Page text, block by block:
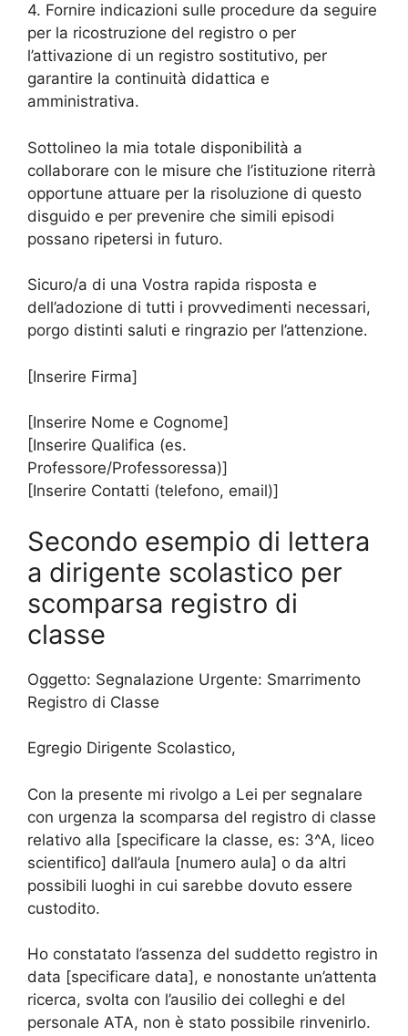
4. Fornire indicazioni sulle procedure da seguire
per la ricostruzione del registro o per
l’attivazione di un registro sostitutivo, per
garantire la continuità didattica e
amministrativa.
Sottolineo la mia totale disponibilità a
collaborare con le misure che l’istituzione riterrà
opportune attuare per la risoluzione di questo
disguido e per prevenire che simili episodi
possano ripetersi in futuro.
Sicuro/a di una Vostra rapida risposta e
dell’adozione di tutti i provvedimenti necessari,
porgo distinti saluti e ringrazio per l’attenzione.
[Inserire Firma]
[Inserire Nome e Cognome]
[Inserire Qualifica (es.
Professore/Professoressa)]
[Inserire Contatti (telefono, email)]
Secondo esempio di lettera
a dirigente scolastico per
scomparsa registro di
classe
Oggetto: Segnalazione Urgente: Smarrimento
Registro di Classe
Egregio Dirigente Scolastico,
Con la presente mi rivolgo a Lei per segnalare
con urgenza la scomparsa del registro di classe
relativo alla [specificare la classe, es: 3^A, liceo
scientifico] dall’aula [numero aula] o da altri
possibili luoghi in cui sarebbe dovuto essere
custodito.
Ho constatato l’assenza del suddetto registro in
data [specificare data], e nonostante un’attenta
ricerca, svolta con l’ausilio dei colleghi e del
personale ATA, non è stato possibile rinvenirlo.